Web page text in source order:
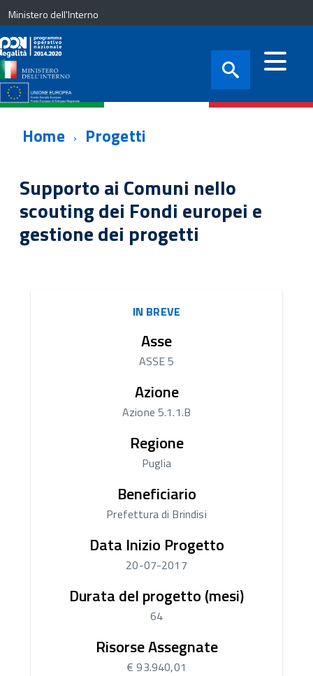
Ministero dell'Interno
Home Progetti
Supporto ai Comuni nello
scouting dei Fondi europei e
gestione dei progetti
IN BREVE
Asse
ASSE 5
Azione
Azione 5.1.1.B
Regione
Puglia
Beneficiario
Prefettura di Brindisi
Data Inizio Progetto
20-07-2017
Durata del progetto (mesi)
64
Risorse Assegnate
€ 93.940,01